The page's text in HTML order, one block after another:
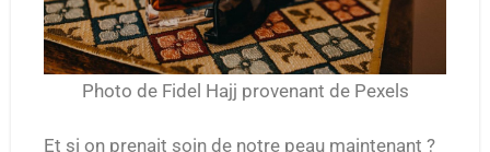
Photo de Fidel Hajj provenant de Pexels
Et si on prenait soin de notre peau maintenant ?